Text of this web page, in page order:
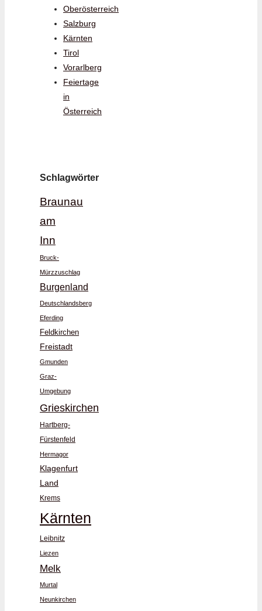
Oberösterreich
Salzburg
Kärnten
Tirol
Vorarlberg
Feiertage
in
Österreich
Schlagwörter
Braunau
am
Inn
Bruck-
Mürzzuschlag
Burgenland
Deutschlandsberg
Eferding
Feldkirchen
Freistadt
Gmunden
Graz-
Umgebung
Grieskirchen
Hartberg-
Fürstenfeld
Hermagor
Klagenfurt
Land
Krems
Kärnten
Leibnitz
Liezen
Melk
Murtal
Neunkirchen